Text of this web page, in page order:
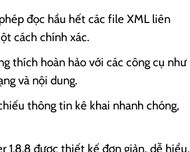
đọc hầu hết các file XML liên
cách chính xác.
thích hoàn hảo với các công cụ như
và nội dung.
thông tin kê khai nhanh chóng,
1.8.8 được thiết kế đơn giản, dễ hiểu,